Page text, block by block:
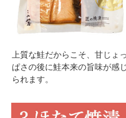
上質な鮭だからこそ、甘じょっ
ぱさの後に鮭本来の旨味が感じ
られます。